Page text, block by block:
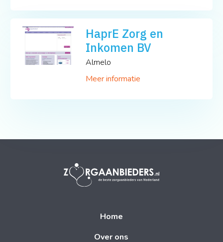
HaprE Zorg en
Inkomen BV
Almelo
Meer informatie
Home
Over ons